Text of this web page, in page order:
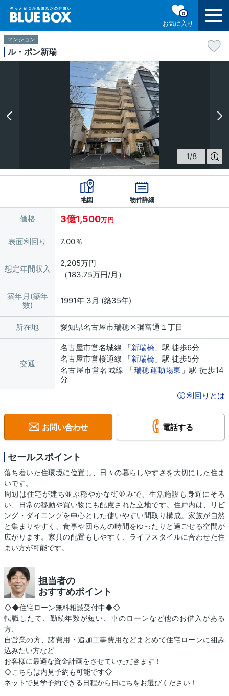
お気に入り
0
マンション
ル・ポン新瑞
1/8
地図 物件詳細
価格 3億1,500万円
表面利回り 7.00％
想定年間収入
2,205万円
（183.75万円/月）
築年月(築年
数)
1991年 3月 (築35年)
所在地 愛知県名古屋市瑞穂区彌富通１丁目
交通
名古屋市営名城線 「新瑞橋 」駅 徒歩6分
名古屋市営桜通線 「新瑞橋 」駅 徒歩5分
名古屋市営名城線 「瑞穂運動場東 」駅 徒歩14
分
利回りとは
お問い合わせ 電話する
セールスポイント
落ち着いた住環境に位置し、日々の暮らしやすさを大切にした住ま
いです。
周辺は住宅が建ち並ぶ穏やかな街並みで、生活施設も身近にそろ
い、日常の移動や買い物にも配慮された立地です。住戸内は、リビ
ング・ダイニングを中心とした使いやすい間取り構成。家族が自然
と集まりやすく、食事や団らんの時間をゆったりと過ごせる空間が
広がります。家具の配置もしやすく、ライフスタイルに合わせた住
まい方が可能です。
担当者の
おすすめポイント
◇◆住宅ローン無料相談受付中◆◇
転職したて、勤続年数が短い、車のローンなど他のお借入がある
方、
自営業の方、諸費用・追加工事費用などまとめて住宅ローンに組み
込みたい方など
お客様に最適な資金計画をさせていただきます！
◇こちらは内見予約も可能です◇
ネットで見学予約できる日程から日にちをお選びください！